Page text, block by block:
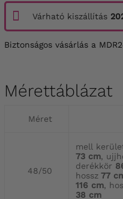
Várható kiszállítás
Biztonságos vásárlás a
Mérettáblázat
Méret
48/50
mell
73 cm,
derékkör
hossz 77
116 cm,
38 cm